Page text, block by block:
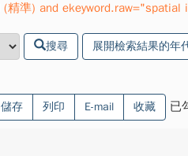
精準) and ekeyword.raw="spatial
搜尋 展開檢索結果的年
儲存 列印 E-mail 收藏 已